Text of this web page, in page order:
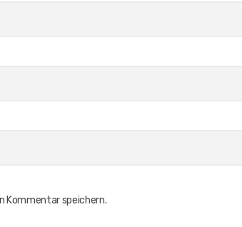
Kommentar speichern.